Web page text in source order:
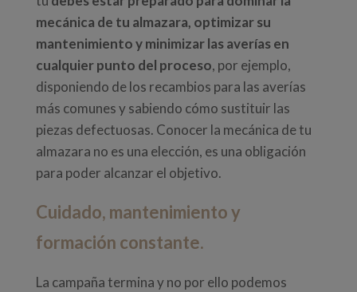
mecánica de tu almazara, optimizar su
mantenimiento y minimizar las averías en
cualquier punto del proceso, por ejemplo,
disponiendo de los recambios para las averías
más comunes y sabiendo cómo sustituir las
piezas defectuosas. Conocer la mecánica de tu
almazara no es una elección, es una obligación
para poder alcanzar el objetivo.
Cuidado, mantenimiento y
formación constante.
La campaña termina y no por ello podemos